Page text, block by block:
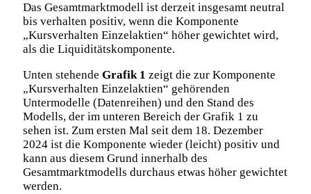
Das Gesamtmarktmodell ist derzeit insgesamt neutral
bis verhalten positiv, wenn die Komponente
„Kursverhalten Einzelaktien“ höher gewichtet wird,
als die Liquiditätskomponente.
Unten stehende Grafik 1 zeigt die zur Komponente
„Kursverhalten Einzelaktien“ gehörenden
Untermodelle (Datenreihen) und den Stand des
Modells, der im unteren Bereich der Grafik 1 zu
sehen ist. Zum ersten Mal seit dem 18. Dezember
2024 ist die Komponente wieder (leicht) positiv und
kann aus diesem Grund innerhalb des
Gesamtmarktmodells durchaus etwas höher gewichtet
werden.